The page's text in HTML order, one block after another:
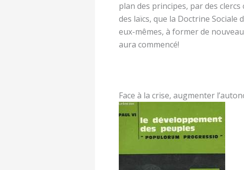
plan des principes, par des
des laïcs, que la Doctrine Sociale
eux-mêmes, à former de
aura commencé!
Face à la crise, augmenter